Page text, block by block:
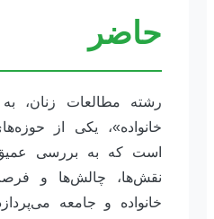
حاضر
رشته مطالعات زنان،
خانواده»، یکی از
است که به بررسی عمیق
نقش‌ها، چالش‌ها و
خانواده و جامعه